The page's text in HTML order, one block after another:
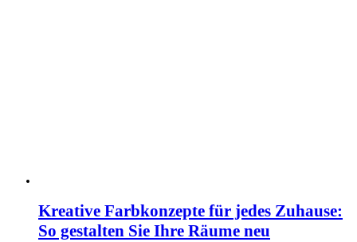
Kreative Farbkonzepte für jedes Zuhause:
So gestalten Sie Ihre Räume neu